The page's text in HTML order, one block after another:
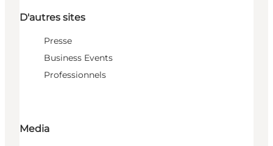
D'autres sites
Presse
Business Events
Professionnels
Media